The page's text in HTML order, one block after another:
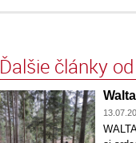
Ďalšie články